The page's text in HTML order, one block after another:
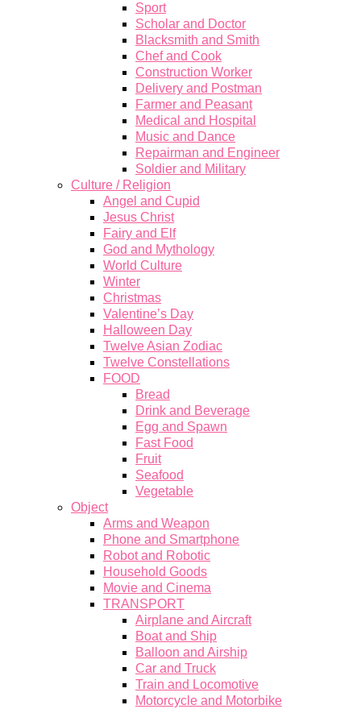
Sport
Scholar and Doctor
Blacksmith and Smith
Chef and Cook
Construction Worker
Delivery and Postman
Farmer and Peasant
Medical and Hospital
Music and Dance
Repairman and Engineer
Soldier and Military
Culture / Religion
Angel and Cupid
Jesus Christ
Fairy and Elf
God and Mythology
World Culture
Winter
Christmas
Valentine’s Day
Halloween Day
Twelve Asian Zodiac
Twelve Constellations
FOOD
Bread
Drink and Beverage
Egg and Spawn
Fast Food
Fruit
Seafood
Vegetable
Object
Arms and Weapon
Phone and Smartphone
Robot and Robotic
Household Goods
Movie and Cinema
TRANSPORT
Airplane and Aircraft
Boat and Ship
Balloon and Airship
Car and Truck
Train and Locomotive
Motorcycle and Motorbike